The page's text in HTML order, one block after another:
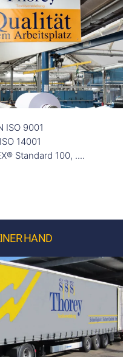
ISO 9001
14001
Standard 100, ....
HAND